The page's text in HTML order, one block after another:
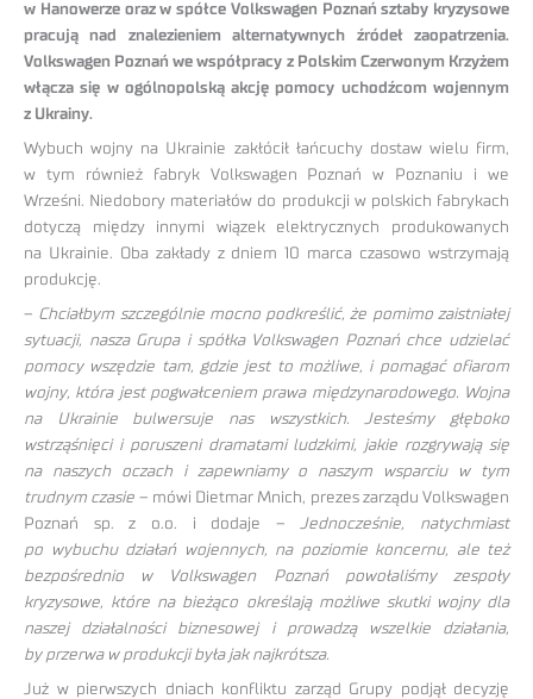
w Hanowerze oraz w spółce Volkswagen Poznań sztaby kryzysowe
pracują nad znalezieniem alternatywnych źródeł zaopatrzenia.
Volkswagen Poznań we współpracy z Polskim Czerwonym Krzyżem
włącza się w ogólnopolską akcję pomocy uchodźcom wojennym
z Ukrainy.
Wybuch wojny na Ukrainie zakłócił łańcuchy dostaw wielu firm,
w tym również fabryk Volkswagen Poznań w Poznaniu i we
Wrześni. Niedobory materiałów do produkcji w polskich fabrykach
dotyczą między innymi wiązek elektrycznych produkowanych
na Ukrainie. Oba zakłady z dniem 10 marca czasowo wstrzymają
produkcję.
– Chciałbym szczególnie mocno podkreślić, że pomimo zaistniałej
sytuacji, nasza Grupa i spółka Volkswagen Poznań chce udzielać
pomocy wszędzie tam, gdzie jest to możliwe, i pomagać ofiarom
wojny, która jest pogwałceniem prawa międzynarodowego. Wojna
na Ukrainie bulwersuje nas wszystkich. Jesteśmy głęboko
wstrząśnięci i poruszeni dramatami ludzkimi, jakie rozgrywają się
na naszych oczach i zapewniamy o naszym wsparciu w tym
trudnym czasie – mówi Dietmar Mnich, prezes zarządu Volkswagen
Poznań sp. z o.o. i dodaje –Jednocześnie, natychmiast
po wybuchu działań wojennych, na poziomie koncernu, ale też
bezpośrednio w Volkswagen Poznań powołaliśmy zespoły
kryzysowe, które na bieżąco określają możliwe skutki wojny dla
naszej działalności biznesowej i prowadzą wszelkie działania,
by przerwa w produkcji była jak najkrótsza.
Już w pierwszych dniach konfliktu zarząd Grupy podjął decyzję